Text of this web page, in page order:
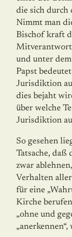
die sich durch
Nimmt man
Bischof kraft
und unter
Papst
Jurisdiktion
dies bejaht
über welche
Jurisdiktion
So gesehen
Tatsache,
zwar
Verhalten
für eine
Kirche
„ohne und